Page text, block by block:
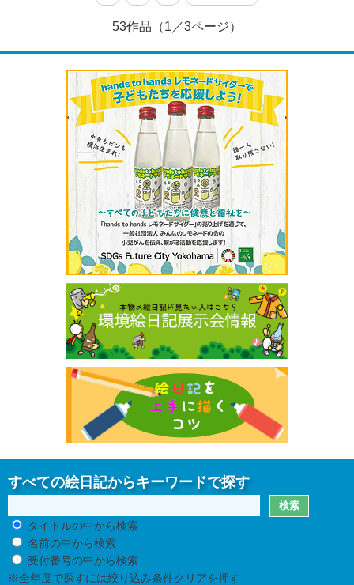
53作品（1／3ページ）
すべての絵日記からキーワードで探す
タイトルの中から検索
名前の中から検索
受付番号の中から検索
※全年度で探すには絞り込み条件クリアを押す